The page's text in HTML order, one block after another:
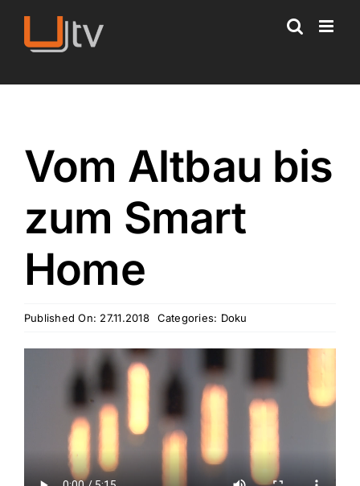
content
Vom Altbau bis
zum Smart
Home
Published On: 27.11.2018 Categories: Doku